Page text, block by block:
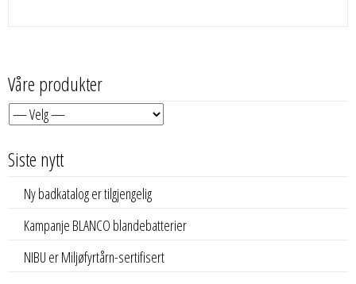
Våre produkter
Siste nytt
Ny badkatalog er tilgjengelig
Kampanje BLANCO blandebatterier
NIBU er Miljøfyrtårn-sertifisert